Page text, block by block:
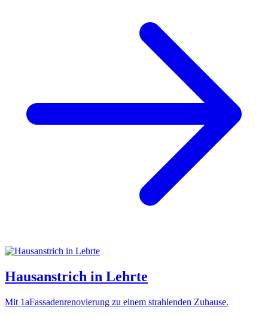
Hausanstrich in Lehrte
Mit 1aFassadenrenovierung zu einem strahlenden Zuhause.